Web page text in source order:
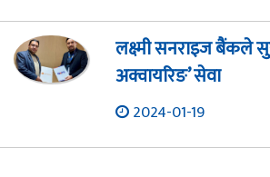
लक्ष्मी सनराइज बैंकले
अक्वायरिङ’ सेवा
2024-01-19